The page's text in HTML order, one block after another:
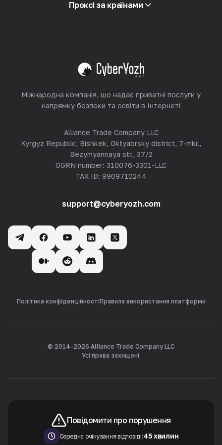
Ресейлінг
Проксі за країнами
Переглянути все
Міжнародна компанія, що надає приватні послуги у
напрямку безпеки та освіти в Інтернеті
Alliance Trade Company LLC
Kyrgyz Republic, Bishkek, Oktyabrsky district, 7-mkr.,
Bezymyannaya str., 37/2
OGRN number: 310076-3301-LLC
TAX ID: 9909710244
support@cyberyozh.com
Політика конфіденційностіПравила використання платформи
© 2014-2026 Alliance Trade Company LLC
Усі права захищені.
Повідомити про порушення
Середнє очікування відповіді:45 хвилин